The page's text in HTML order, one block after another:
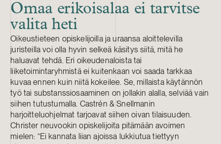
Omaa erikoisalaa ei tarvitse
valita heti
Oikeustieteen opiskelijoilla ja uraansa aloittelevilla
juristeilla voi olla hyvin selkeä käsitys siitä, mitä he
haluavat tehdä. Eri oikeudenaloista tai
liiketoimintaryhmistä ei kuitenkaan voi saada tarkkaa
kuvaa ennen kuin niitä kokeilee. Se, millaista käytännön
työ tai substanssiosaaminen on jollakin alalla, selviää vain
siihen tutustumalla. Castrén & Snellmanin
harjoitteluohjelmat tarjoavat siihen oivan tilaisuuden.
Christer neuvookin opiskelijoita pitämään avoimen
mielen: ”Ei kannata liian ajoissa lukkiutua tiettyyn